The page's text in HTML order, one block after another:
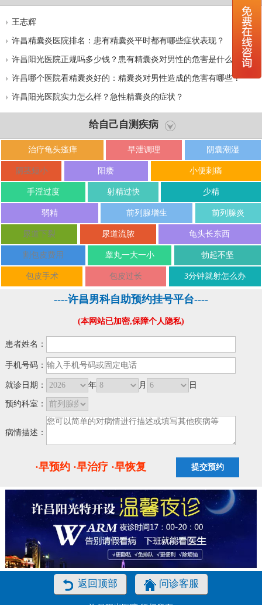
王志辉
许昌精囊炎医院排名：患有精囊炎平时都有哪些症状表现？
许昌阳光医院正规吗多少钱？患有精囊炎对男性的危害是什么？
许昌哪个医院看精囊炎好的：精囊炎对男性造成的危害有哪些？
许昌阳光医院实力怎么样？急性精囊炎的症状？
给自己自测疾病
治疗龟头瘙痒 早泄调理 阴囊潮湿
阴茎短小 阳痿 小便刺痛
手淫过度 射精过快 少精
弱精 前列腺增生 前列腺炎
尿道下裂 尿道流脓 龟头长东西
割包皮费用 睾丸一大一小 勃起不坚
包皮手术 包皮过长 3分钟就射怎么办
----许昌男科自助预约挂号平台----
(本网站已加密,保障个人隐私)
患者姓名：
手机号码：
就诊日期： 年 月 日
预约科室：
病情描述：
·早预约 ·早治疗 ·早恢复
返回顶部 问诊客服